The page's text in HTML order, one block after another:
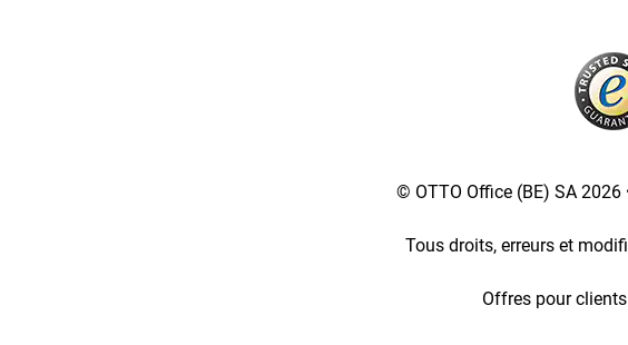
© OTTO Office (BE) SA 2026
Tous droits, erreurs et
Offres pour